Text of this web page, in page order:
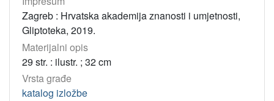
Zagreb : Hrvatska akademija znanosti i umjetnosti,
Gliptoteka, 2019.
Materijalni opis
29 str. : ilustr. ; 32 cm
Vrsta građe
katalog izložbe